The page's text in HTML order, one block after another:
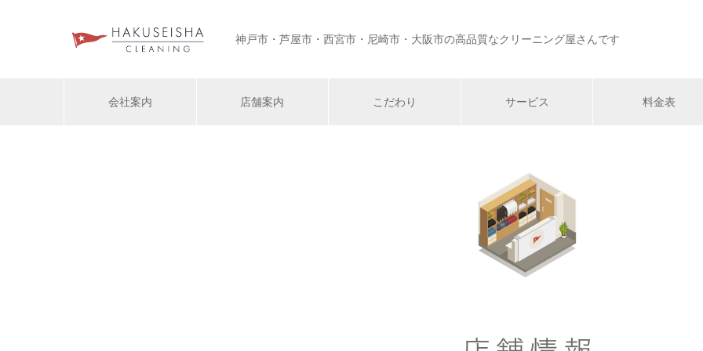
神戸市・芦屋市・西宮市・尼崎市・大阪市の高品質なクリーニング屋さんです
会社案内 店舗案内 こだわり サービス 料金表